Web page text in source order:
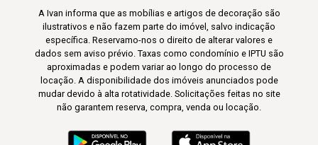
A Ivan informa que as mobílias e artigos de decoração são
ilustrativos e não fazem parte do imóvel, salvo indicação
específica. Reservamo-nos o direito de alterar valores e
dados sem aviso prévio. Taxas como condomínio e IPTU são
aproximadas e podem variar ao longo do processo de
locação. A disponibilidade dos imóveis anunciados pode
mudar devido à alta rotatividade. Solicitações feitas no site
não garantem reserva, compra, venda ou locação.